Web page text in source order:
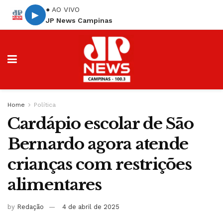
▶
● AO VIVO
JP News Campinas
Home Política
Cardápio escolar de São
Bernardo agora atende
crianças com restrições
alimentares
by Redação 4 de abril de 2025